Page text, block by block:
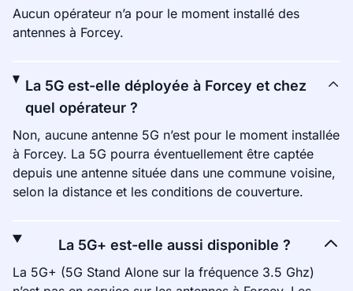
Aucun opérateur n’a pour le moment installé des
antennes à Forcey.
La 5G est-elle déployée à Forcey et chez
quel opérateur ?
Non, aucune antenne 5G n’est pour le moment installée
à Forcey. La 5G pourra éventuellement être captée
depuis une antenne située dans une commune voisine,
selon la distance et les conditions de couverture.
La 5G+ est-elle aussi disponible ?
La 5G+ (5G Stand Alone sur la fréquence 3.5 Ghz)